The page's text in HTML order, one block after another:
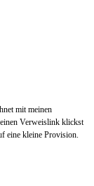
mit meinen
Verweislink klickst
eine kleine Provision.